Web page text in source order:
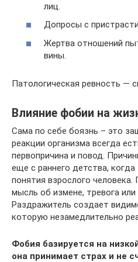
лиц.
Допросы с
Жертва отношений
вины.
Патологическая ревность —
Влияние фобии на
Сама по себе боязнь – это
реакции организма всегда
первопричина и повод.
еще с раннего детства,
понятия взрослого
мысль об измене, тревога или
Раздражитель создает
которую незамедлительно
Фобия базируется на
она принимает страх и не